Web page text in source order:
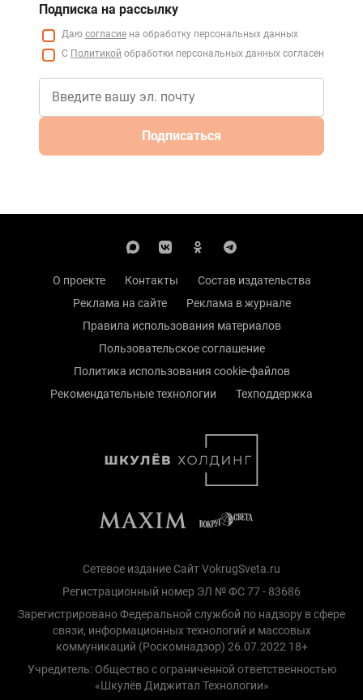
Подписка на рассылку
Даю согласие на обработку персональных данных
С Политикой обработки персональных данных согласен
Подписаться
О проекте Контакты
Состав издательства
Реклама на сайте
Реклама в журнале
Правила использования материалов
Пользовательское соглашение
Политика использования cookie-файлов
Рекомендательные технологии
Техподдержка
Сетевое издание Сайт VokrugSveta.ru
Регистрационный номер ЭЛ № ФС 77 - 83686
Зарегистрировано Федеральной службой по надзору в сфере
связи, информационных технологий и массовых
коммуникаций (Роскомнадзор) 26.07.2022 18+
Учредитель: Общество с ограниченной ответственностью
«Шкулёв Диджитал Технологии»